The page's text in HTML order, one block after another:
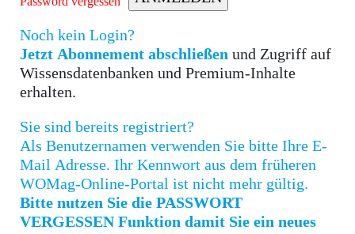
Noch kein Login?
Jetzt Abonnement abschließen
Wissensdatenbanken und Premium-Inhalte
erhalten.
Sie sind bereits registriert?
Als Benutzernamen verwenden Sie bitte Ihre E-
Mail Adresse. Ihr Kennwort aus dem früheren
WOMag-Online-Portal ist nicht mehr gültig.
Bitte nutzen Sie die PASSWORT
VERGESSEN Funktion damit Sie ein neues